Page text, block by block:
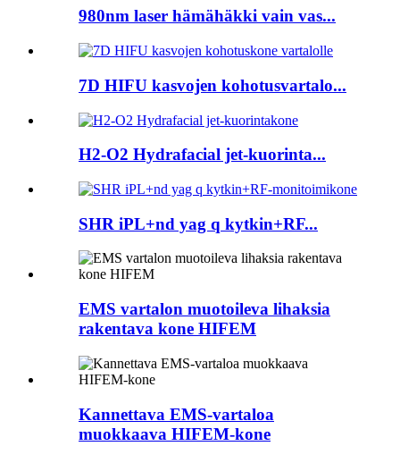
980nm laser hämähäkki vain vas...
7D HIFU kasvojen kohotusvartalo...
H2-O2 Hydrafacial jet-kuorinta...
SHR iPL+nd yag q kytkin+RF...
EMS vartalon muotoileva lihaksia
rakentava kone HIFEM
Kannettava EMS-vartaloa
muokkaava HIFEM-kone